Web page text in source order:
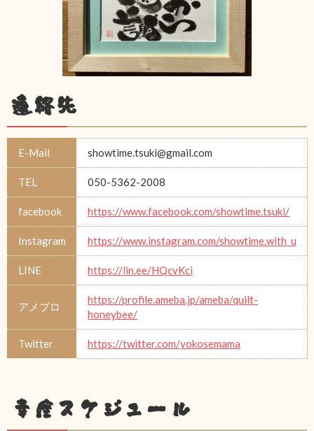
連絡先
E-Mail showtime.tsuki@gmail.com
TEL 050-5362-2008
facebook https://www.facebook.com/showtime.tsuki/
Instagram https://www.instagram.com/showtime.with_u
LINE https://lin.ee/HQcvKci
アメブロ
https://profile.ameba.jp/ameba/quilt-
honeybee/
Twitter https://twitter.com/yokosemama
幸座スケジュール